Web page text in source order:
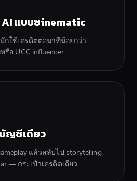
AI แบบซinematic
กใช้เครดิตต่อนาทีน้อยกว่า
อ UGC influencer
ญชีเดียว
แล้วสลับไป storytelling
— กระเป๋าเครดิตเดียว